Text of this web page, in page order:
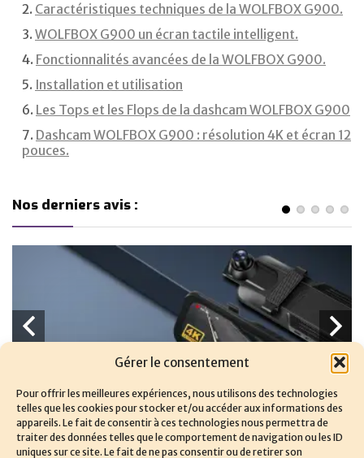
Gérer le consentement
Pour offrir les meilleures expériences, nous utilisons des technologies
telles que les cookies pour stocker et/ou accéder aux informations des
appareils. Le fait de consentir à ces technologies nous permettra de
traiter des données telles que le comportement de navigation ou les ID
uniques sur ce site. Le fait de ne pas consentir ou de retirer son
Caractéristiques techniques de la WOLFBOX G900.
WOLFBOX G900 un écran tactile intelligent.
Fonctionnalités avancées de la WOLFBOX G900.
Installation et utilisation
Les Tops et les Flops de la dashcam WOLFBOX G900
Dashcam WOLFBOX G900 : résolution 4K et écran 12
pouces.
Nos derniers avis :
Avis et tests sur les meilleures dashcams.